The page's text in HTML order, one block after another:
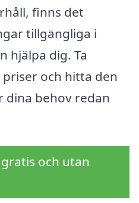
finns det
tillgängliga i
hjälpa dig. Ta
och hitta den
dina behov redan
och utan